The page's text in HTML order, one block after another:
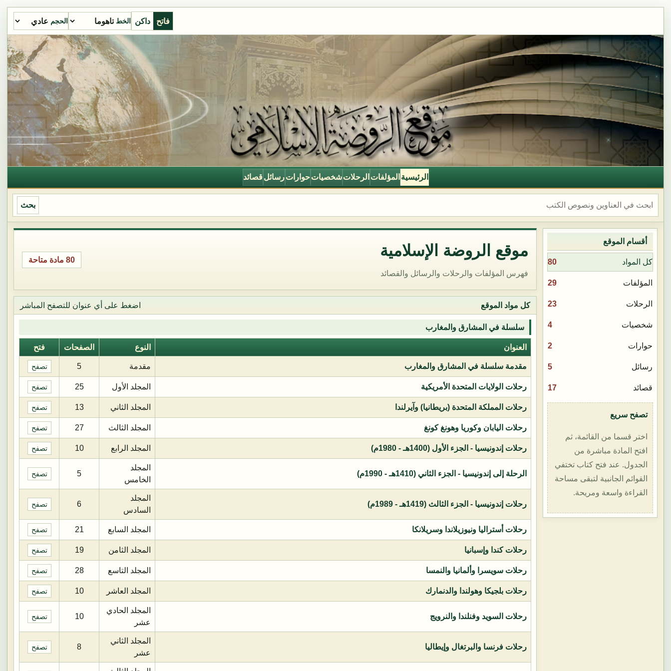
فاتح داكن الخط الحجم
الرئيسية المؤلفات الرحلات شخصيات حوارات رسائل قصائد
بحث
أقسام الموقع
كل المواد 80
المؤلفات 29
الرحلات 23
شخصيات 4
حوارات 2
رسائل 5
قصائد 17
تصفح سريع
اختر قسما من القائمة، ثم
افتح المادة مباشرة من
الجدول. عند فتح كتاب تختفي
القوائم الجانبية لتبقى مساحة
القراءة واسعة ومريحة.
موقع الروضة الإسلامية
فهرس المؤلفات والرحلات والرسائل والقصائد
80 مادة متاحة
كل مواد الموقع اضغط على أي عنوان للتصفح المباشر
سلسلة في المشارق والمغارب
العنوان النوع الصفحات فتح
مقدمة سلسلة في المشارق والمغارب مقدمة 5 تصفح
رحلات الولايات المتحدة الأمريكية المجلد الأول 25 تصفح
رحلات المملكة المتحدة (بريطانيا) وآيرلندا المجلد الثاني 13 تصفح
رحلات اليابان وكوريا وهونغ كونغ المجلد الثالث 27 تصفح
رحلات إندونيسيا - الجزء الأول (1400هـ - 1980م) المجلد الرابع 10 تصفح
الرحلة إلى إندونيسيا - الجزء الثاني (1410هـ - 1990م)
المجلد
الخامس
5 تصفح
رحلات إندونيسيا - الجزء الثالث (1419هـ - 1989م)
المجلد
السادس
6 تصفح
رحلات أستراليا ونيوزيلاندا وسريلانكا المجلد السابع 21 تصفح
رحلات كندا وإسبانيا المجلد الثامن 19 تصفح
رحلات سويسرا وألمانيا والنمسا المجلد التاسع 28 تصفح
رحلات بلجيكا وهولندا والدنمارك المجلد العاشر 10 تصفح
رحلات السويد وفنلندا والنرويج
المجلد الحادي
عشر
10 تصفح
رحلات فرنسا والبرتغال وإيطاليا
المجلد الثاني
عشر
8 تصفح